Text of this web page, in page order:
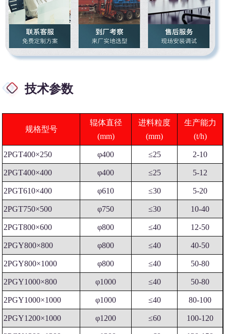
技术参数
规格型号
辊体直径
(mm)
进料粒度
(mm)
生产能力
(t/h)
2PGT400×250 φ400 ≤25 2-10
2PGT400×400 φ400 ≤25 5-12
2PGT610×400 φ610 ≤30 5-20
2PGT750×500 φ750 ≤30 10-40
2PGT800×600 φ800 ≤40 12-50
2PGY800×800 φ800 ≤40 40-50
2PGY800×1000 φ800 ≤40 50-80
2PGY1000×800 φ1000 ≤40 50-80
2PGY1000×1000 φ1000 ≤40 80-100
2PGY1200×1000 φ1200 ≤60 100-120